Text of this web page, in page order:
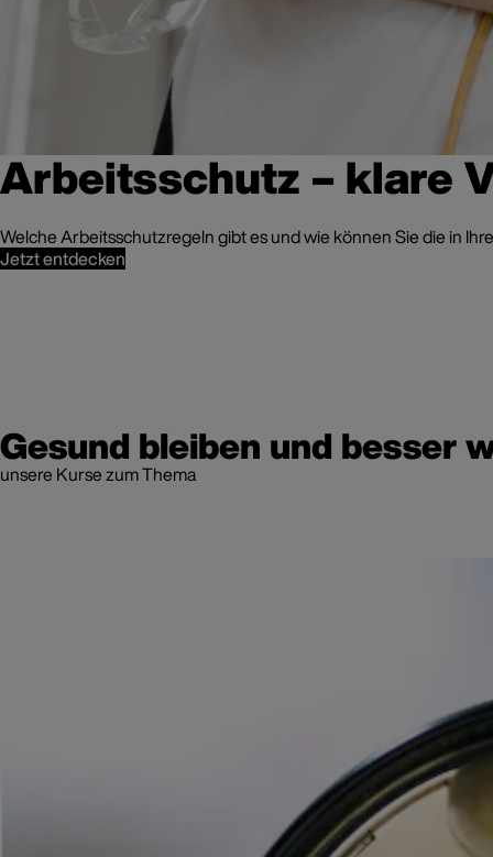
Arbeitsschutz – klare
Welche Arbeitsschutzregeln gibt es und wie können Sie die in
Jetzt entdecken
Gesund bleiben und besser
unsere Kurse zum Thema